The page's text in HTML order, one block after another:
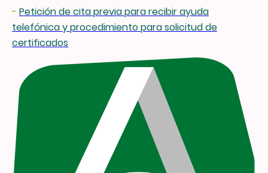
- Petición de cita previa para recibir ayuda
telefónica y procedimiento para solicitud de
certificados